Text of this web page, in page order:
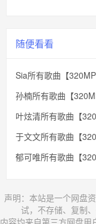
随便看看
Sia所有歌曲【
孙楠所有歌曲【
叶炫清所有歌曲【
于文文所有歌曲【
郁可唯所有歌曲【
声明：本站是一个网盘
试，不存储、复制
内容均来自第三方网盘